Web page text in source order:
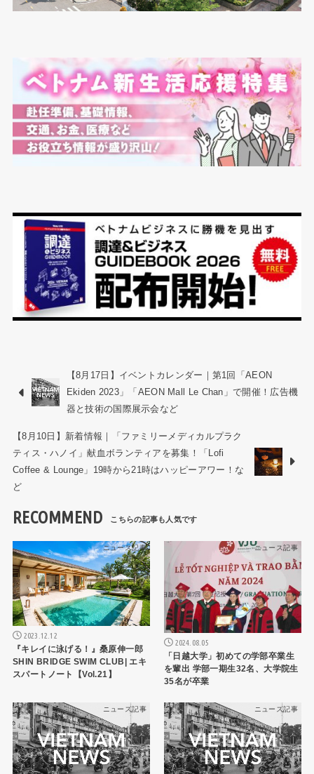
【8月17日】イベントカレンダー｜第1回「AEON
Ekiden 2023」「AEON Mall Le Chan」で開催！広告機
器と技術の国際展示会など
【8月10日】新着情報｜「ファミリーメディカルプラク
ティス・ハノイ」献血ボランティアを募集！「Lofi
Coffee & Lounge」19時から21時はハッピーアワー！な
ど
RECOMMEND
ニュース記事
2023.12.12
『キレイに泳げる！』桑原伸一郎
SHIN BRIDGE SWIM CLUB| エキ
スパートノート【Vol.21】
ニュース記事
2024.08.05
「日越大学」初めての学部卒業生
を輩出 学部一期生32名、大学院生
35名が卒業
ニュース記事 ニュース記事